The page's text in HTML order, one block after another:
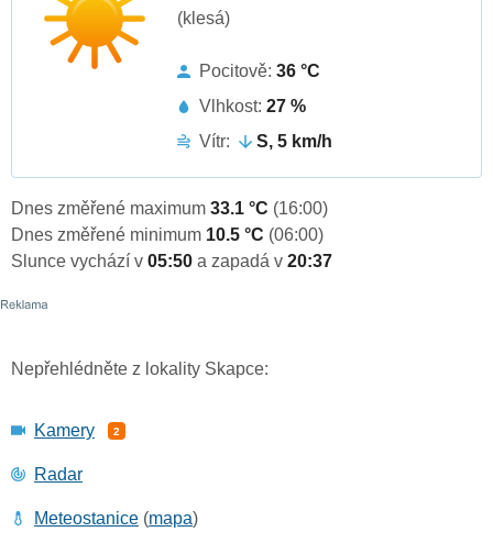
(klesá)
Pocitově: 36 °C
Vlhkost: 27 %
Vítr:
S, 5 km/h
Dnes změřené maximum 33.1 °C (16:00)
Dnes změřené minimum 10.5 °C (06:00)
Slunce vychází v 05:50 a zapadá v 20:37
Nepřehlédněte z lokality Skapce:
Kamery 2
Radar
Meteostanice (mapa)